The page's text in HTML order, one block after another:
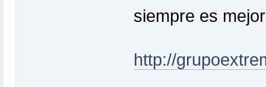
siempre es
http://